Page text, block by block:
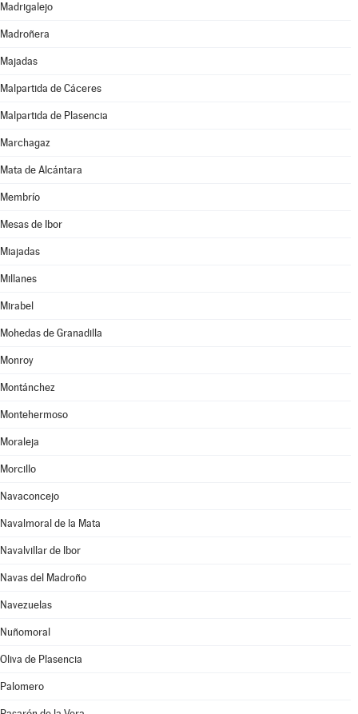
Madrigalejo
Madroñera
Majadas
Malpartida de Cáceres
Malpartida de Plasencia
Marchagaz
Mata de Alcántara
Membrío
Mesas de Ibor
Miajadas
Millanes
Mirabel
Mohedas de Granadilla
Monroy
Montánchez
Montehermoso
Moraleja
Morcillo
Navaconcejo
Navalmoral de la Mata
Navalvillar de Ibor
Navas del Madroño
Navezuelas
Nuñomoral
Oliva de Plasencia
Palomero